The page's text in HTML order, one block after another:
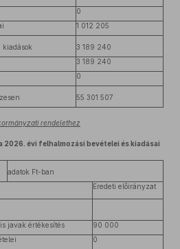
0
1 012 205
kiadások
3 189 240
3 189 240
0
55 301 507
rendelethez
2026. évi felhalmozási bevételei és kiadásai
adatok Ft-ban
Eredeti előirányzat
javak értékesítés
90 000
0